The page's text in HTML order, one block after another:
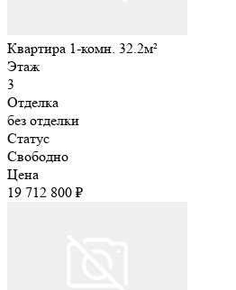
Квартира 1-комн. 32.2м²
Этаж
3
Отделка
без отделки
Статус
Свободно
Цена
19 712 800 ₽